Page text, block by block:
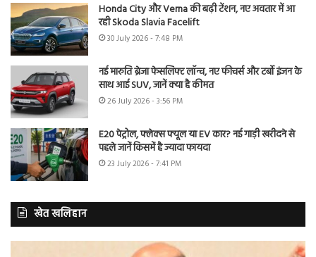
Honda City और Verna की बढ़ी टेंशन, नए अवतार में आ
रही Skoda Slavia Facelift
30 July 2026 - 7:48 PM
नई मारुति ब्रेजा फेसलिफ्ट लॉन्च, नए फीचर्स और टर्बो इंजन के
साथ आई SUV, जानें क्या है कीमत
26 July 2026 - 3:56 PM
E20 पेट्रोल, फ्लेक्स फ्यूल या EV कार? नई गाड़ी खरीदने से
पहले जानें किसमें है ज्यादा फायदा
23 July 2026 - 7:41 PM
खेत खलिहान